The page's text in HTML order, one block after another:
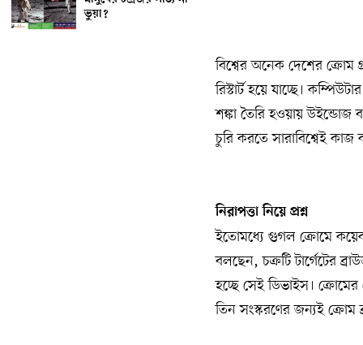
ভুয়া?
বিশ্বের অনেক দেশের ক্রোম
রিস্টার্ট হয়ে যাচ্ছে।
শঙ্কা তৈরি হওয়ায় উইন্ডোজ
চুরি করতে সারাবিশ্বেই
নিরাপত্তা নিয়ে প্রশ্ন
ইতোমধ্যে গুগল ক্রোমে
বলছেন, চক্রটি টার্গেটের
হচ্ছে সেই ডিভাইস।
তিন সংস্করণের জন্যই